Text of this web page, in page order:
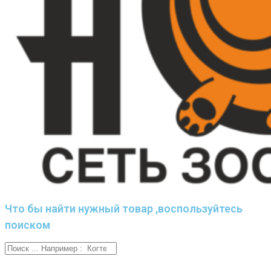
Что бы найти нужный товар ,воспользуйтесь
поиском